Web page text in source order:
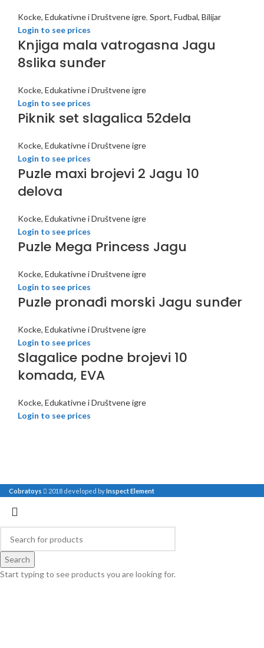
Kocke, Edukativne i Društvene igre, Sport, Fudbal, Bilijar
Login to see prices
Knjiga mala vatrogasna Jagu
8slika sunđer
Kocke, Edukativne i Društvene igre
Login to see prices
Piknik set slagalica 52dela
Kocke, Edukativne i Društvene igre
Login to see prices
Puzle maxi brojevi 2 Jagu 10
delova
Kocke, Edukativne i Društvene igre
Login to see prices
Puzle Mega Princess Jagu
Kocke, Edukativne i Društvene igre
Login to see prices
Puzle pronađi morski Jagu sunđer
Kocke, Edukativne i Društvene igre
Login to see prices
Slagalice podne brojevi 10
komada, EVA
Kocke, Edukativne i Društvene igre
Login to see prices
Cobratoys 2018 developed byInspect Element
Search
Start typing to see products you are looking for.